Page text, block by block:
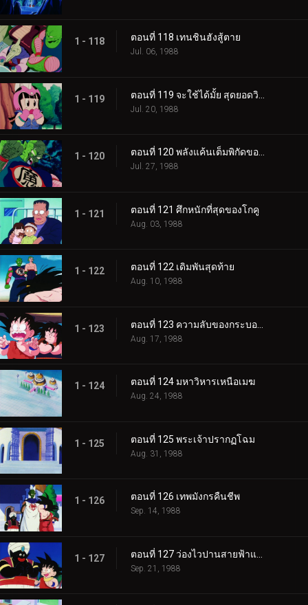
1 - 118 ตอนที่ 118 เทนชินฮังสู้ตาย
Jul. 06, 1988
1 - 119
Jul. 20, 1988
1 - 120 ตอนที่ 120 พลังแค้นเต็มพิกัดของโกคู
Jul. 27, 1988
1 - 121 ตอนที่ 121 ศึกหนักที่สุดของโกคู
Aug. 03, 1988
1 - 122 ตอนที่ 122 เดิมพันสุดท้าย
Aug. 10, 1988
1 - 123
Aug. 17, 1988
1 - 124 ตอนที่ 124 มหาวิหารเหนือเมฆ
Aug. 24, 1988
1 - 125 ตอนที่ 125 พระเจ้าปรากฏโฉม
Aug. 31, 1988
1 - 126 ตอนที่ 126 เทพมังกรคืนชีพ
Sep. 14, 1988
1 - 127
Sep. 21, 1988